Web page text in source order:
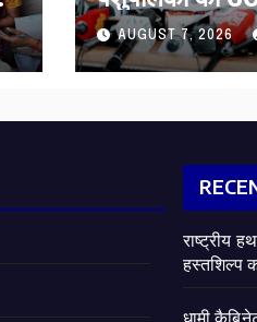
सब्सिडी, गंगा
हरिद्वार तक होगा
AUGUST 7, 2026
राष्ट्रीय
हस्तशिल्प